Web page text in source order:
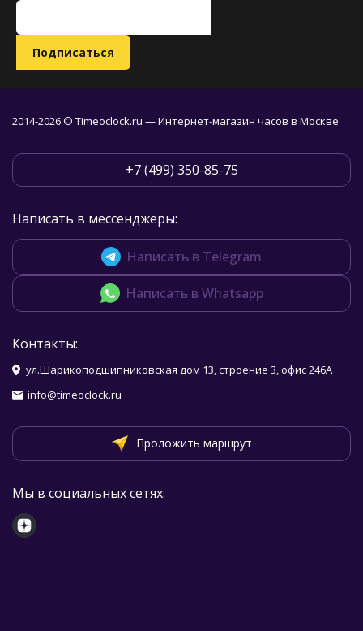
2014-2026 © Timeoclock.ru — Интернет-магазин часов в Москве
+7 (499) 350-85-75
Написать в мессенджеры:
Написать в Telegram
Написать в Whatsapp
Контакты:
ул.Шарикоподшипниковская дом 13, строение 3, офис 246А
info@timeoclock.ru
Проложить маршрут
Мы в социальных сетях: